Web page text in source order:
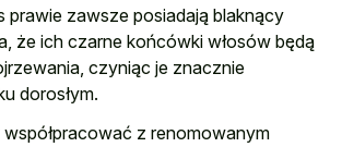
prawie zawsze posiadają blaknący
że ich czarne końcówki włosów będą
czyniąc je znacznie
dorosłym.
z renomowanym